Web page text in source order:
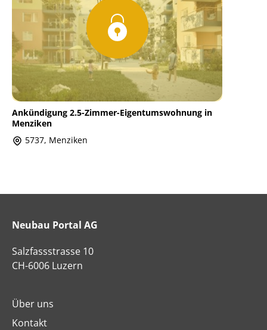
Ankündigung 2.5-Zimmer-Eigentumswohnung in
Menziken
5737, Menziken
Neubau Portal AG
Salzfassstrasse 10
CH-6006 Luzern
Über uns
Kontakt